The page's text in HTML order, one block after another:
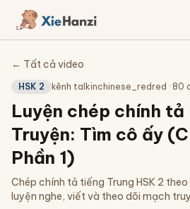
← Tất cả video
HSK 2 kênh talkinchinese_redred · 80
Luyện chép chính tả
Truyện: Tìm cô ấy
Phần 1)
Chép chính tả tiếng Trung HSK 2
luyện nghe, viết và theo dõi mạch